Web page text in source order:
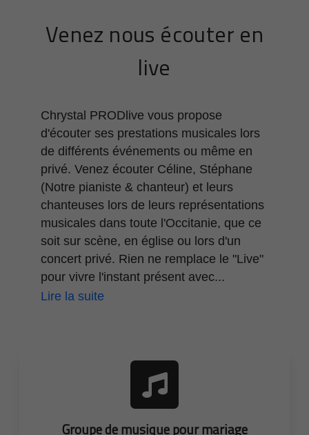
Venez nous écouter en
live
Chrystal PRODlive vous propose
d'écouter ses prestations musicales lors
de différents événements ou même en
privé. Venez écouter Céline, Stéphane
(Notre pianiste & chanteur) et leurs
chanteuses lors de leurs représentations
musicales dans toute l'Occitanie, que ce
soit sur scène, en église ou lors d'un
concert privé. Rien ne remplace le "Live"
pour vivre l'instant présent avec...
Lire la suite
Groupe de musique pour mariage